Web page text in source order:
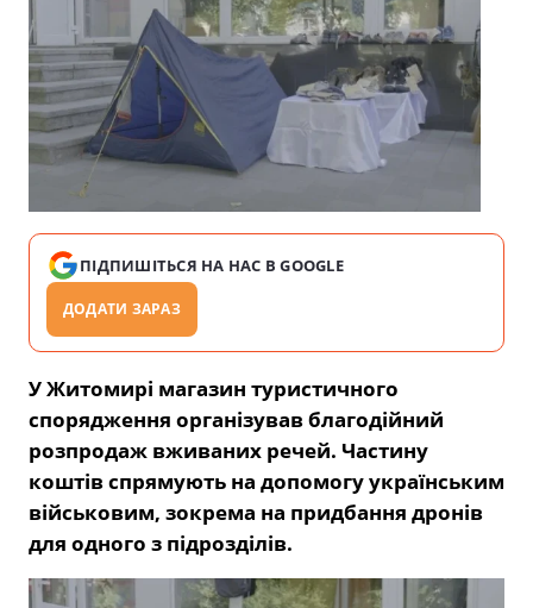
ПІДПИШІТЬСЯ НА НАС В GOOGLE
ДОДАТИ ЗАРАЗ
У Житомирі магазин туристичного
спорядження організував благодійний
розпродаж вживаних речей. Частину
коштів спрямують на допомогу українським
військовим, зокрема на придбання дронів
для одного з підрозділів.